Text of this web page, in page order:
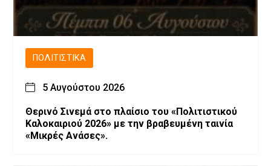
ΠΟΛΙΤΙΣΤΙΚΆ
5 Αυγούστου 2026
Θερινό Σινεμά στο πλαίσιο του «Πολιτιστικού
Καλοκαιριού 2026» με την βραβευμένη ταινία
«Μικρές Ανάσες».